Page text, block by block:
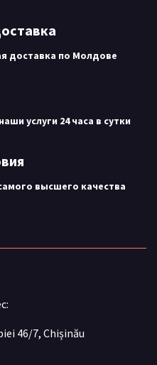
доставка по Молдове
услуги 24 часа в сутки
высшего качества
46/7, Chișinău